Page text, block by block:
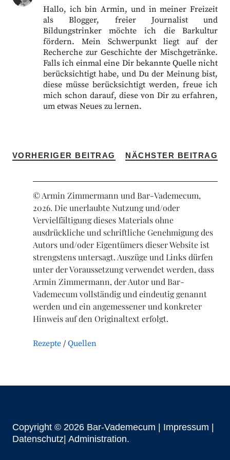
Hallo, ich bin Armin, und in meiner Freizeit
als Blogger, freier Journalist und
Bildungstrinker möchte ich die Barkultur
fördern. Mein Schwerpunkt liegt auf der
Recherche zur Geschichte der Mischgetränke.
Falls ich einmal eine Dir bekannte Quelle nicht
berücksichtigt habe, und Du der Meinung bist,
diese müsse berücksichtigt werden, freue ich
mich schon darauf, diese von Dir zu erfahren,
um etwas Neues zu lernen.
VORHERIGER BEITRAG NÄCHSTER BEITRAG
© Armin Zimmermann und Bar-Vademecum,
2026. Die unerlaubte Nutzung und/oder
Vervielfältigung dieses Materials ohne
ausdrückliche und schriftliche Genehmigung des
Autors und/oder Eigentümers dieser Website ist
strengstens untersagt. Auszüge und Links dürfen
unter der Voraussetzung verwendet werden, dass
Armin Zimmermann, der Autor und Bar-
Vademecum vollständig und eindeutig genannt
werden und ein angemessener und konkreter
Hinweis auf den Originaltext erfolgt.
Rezepte Quellen
Copyright © 2026 Bar-Vademecum | Impressum
Datenschutz| Administration